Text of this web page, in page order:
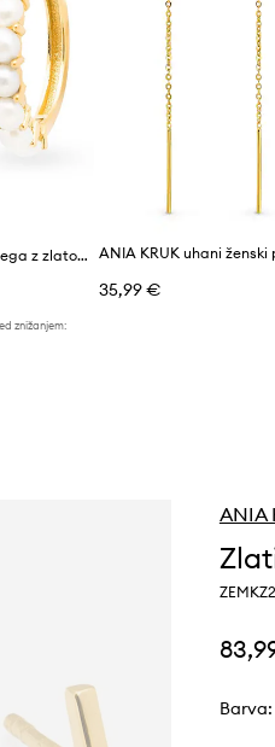
Uhani iz srebra prevlečenega z zlatom ANIA KRUK ARIEL
znižanjem:
35,99 €
ANIA
Barva: